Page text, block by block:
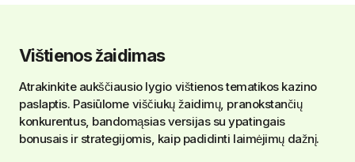
Vištienos žaidimas
Atrakinkite aukščiausio lygio vištienos tematikos kazino
paslaptis. Pasiūlome viščiukų žaidimų, pranokstančių
konkurentus, bandomąsias versijas su ypatingais
bonusais ir strategijomis, kaip padidinti laimėjimų dažnį.